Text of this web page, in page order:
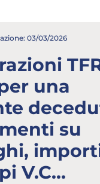
errate l'accesso sarà
minuti.
Hai
ACCEDI
Abbonati ai servizi
Consulta i corsi
03/03/2026
una
su
V.C...